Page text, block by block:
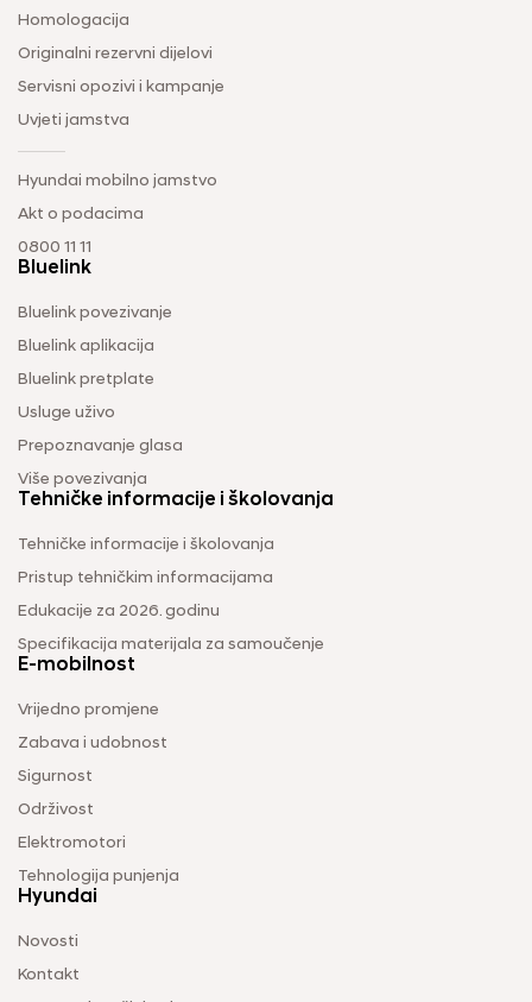
Homologacija
Originalni rezervni dijelovi
Servisni opozivi i kampanje
Uvjeti jamstva
Hyundai mobilno jamstvo
Akt o podacima
0800 11 11
Bluelink
Bluelink povezivanje
Bluelink aplikacija
Bluelink pretplate
Usluge uživo
Prepoznavanje glasa
Više povezivanja
Tehničke informacije i školovanja
Tehničke informacije i školovanja
Pristup tehničkim informacijama
Edukacije za 2026. godinu
Specifikacija materijala za samoučenje
E-mobilnost
Vrijedno promjene
Zabava i udobnost
Sigurnost
Održivost
Elektromotori
Tehnologija punjenja
Hyundai
Novosti
Kontakt